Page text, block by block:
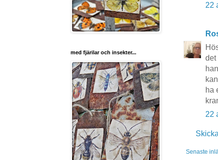
22
det
ha
22
Senaste
med fjärilar och insekter...